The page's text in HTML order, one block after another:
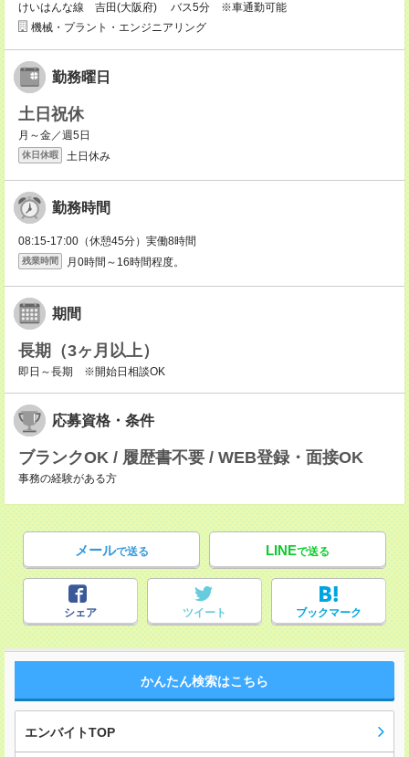
けいはんな線 吉田(大阪府) バス5分 ※車通勤可能
機械・プラント・エンジニアリング
勤務曜日
土日祝休
月～金／週5日
休日休暇 土日休み
勤務時間
08:15-17:00（休憩45分）実働8時間
残業時間 月0時間～16時間程度。
期間
長期（3ヶ月以上）
即日～長期 ※開始日相談OK
応募資格・条件
ブランクOK / 履歴書不要 / WEB登録・面接OK
事務の経験がある方
メールで送る LINEで送る
シェア ツイート ブックマーク
かんたん検索はこちら
エンバイトTOP